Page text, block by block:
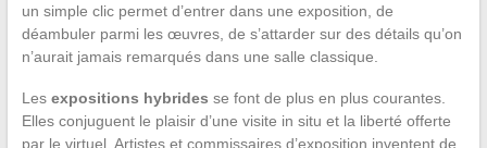
un simple clic permet d’entrer dans une exposition, de
déambuler parmi les œuvres, de s’attarder sur des détails qu’on
n’aurait jamais remarqués dans une salle classique.
Les expositions hybrides se font de plus en plus courantes.
Elles conjuguent le plaisir d’une visite in situ et la liberté offerte
par le virtuel. Artistes et commissaires d’exposition inventent de